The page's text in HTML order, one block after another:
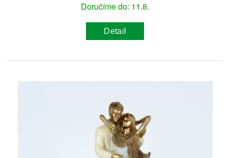
Doručíme do: 11.8.
Detail